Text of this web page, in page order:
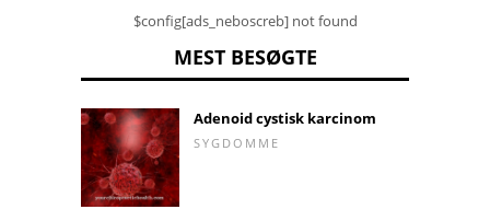
$config[ads_neboscreb] not found
MEST BESØGTE
Adenoid cystisk karcinom
SYGDOMME